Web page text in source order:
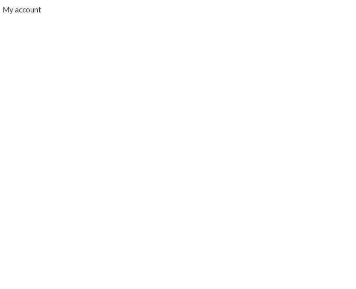
My account